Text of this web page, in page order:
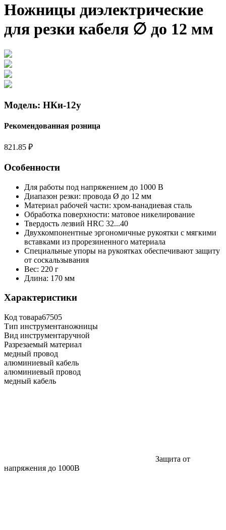
Ножницы диэлектрические
для резки кабеля ∅ до 12 мм
Модель: НКи-12у
Рекомендованная розница
821.85 ₽
Особенности
Для работы под напряжением до 1000 В
Диапазон резки: провода Ø до 12 мм
Материал рабочей части: хром-ванадиевая сталь
Обработка поверхности: матовое никелирование
Твердость лезвий HRC 32...40
Двухкомпонентные эргономичные рукоятки с мягкими
вставками из прорезиненного материала
Специальные упоры на рукоятках обеспечивают защиту
от соскальзывания
Вес: 220 г
Длина: 170 мм
Характеристики
Код товара67505
Тип инструментаножницы
Вид инструментаручной
Разрезаемый материал
медный провод
алюминиевый кабель
алюминиевый провод
медный кабель
Защита от
напряжения до 1000В